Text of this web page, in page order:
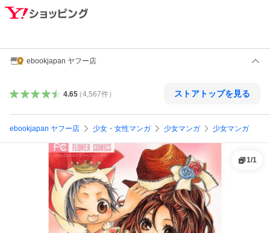
ebookjapan ヤフー店
4.65（4,567件） ストアトップを見る
ebookjapan ヤフー店 少女・女性マンガ 少女マンガ 少女マンガ
1/1